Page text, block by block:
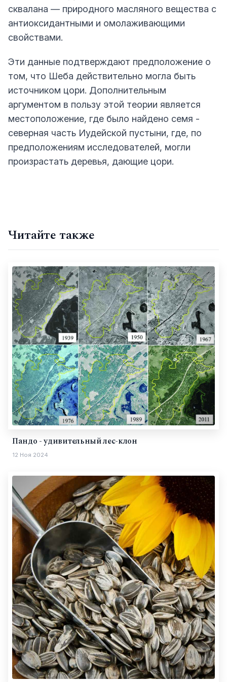
сквалана — природного масляного вещества с
антиоксидантными и омолаживающими
свойствами.
Эти данные подтверждают предположение о
том, что Шеба действительно могла быть
источником цори. Дополнительным
аргументом в пользу этой теории является
местоположение, где было найдено семя -
северная часть Иудейской пустыни, где, по
предположениям исследователей, могли
произрастать деревья, дающие цори.
Читайте также
Пандо - удивительный лес-клон
12 Ноя 2024